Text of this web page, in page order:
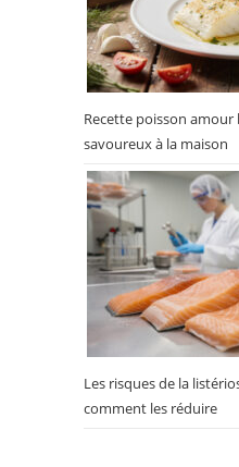
Recette poisson
savoureux à la maison
Les risques de la
comment les réduire